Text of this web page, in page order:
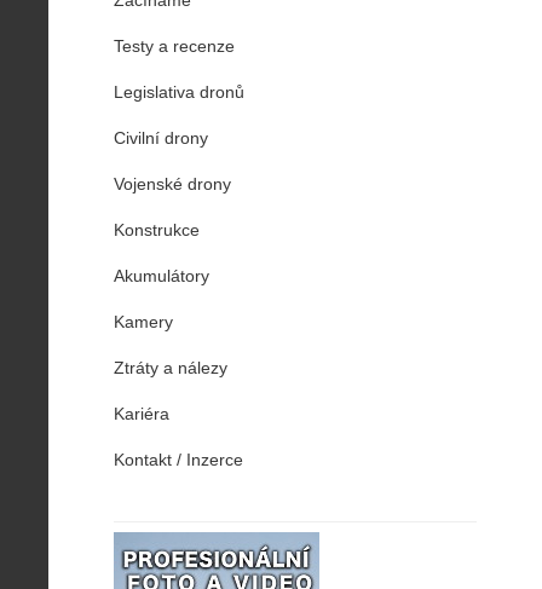
Testy a recenze
Legislativa dronů
Civilní drony
Vojenské drony
Konstrukce
Akumulátory
Kamery
Ztráty a nálezy
Kariéra
Kontakt / Inzerce